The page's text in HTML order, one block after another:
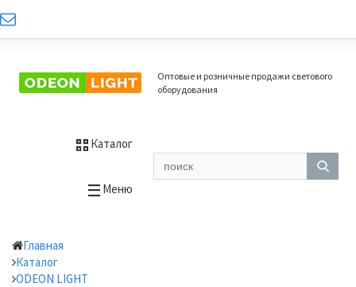
Оптовые и розничные продажи светового
оборудования
Каталог
Меню
Главная
Каталог
ODEON LIGHT